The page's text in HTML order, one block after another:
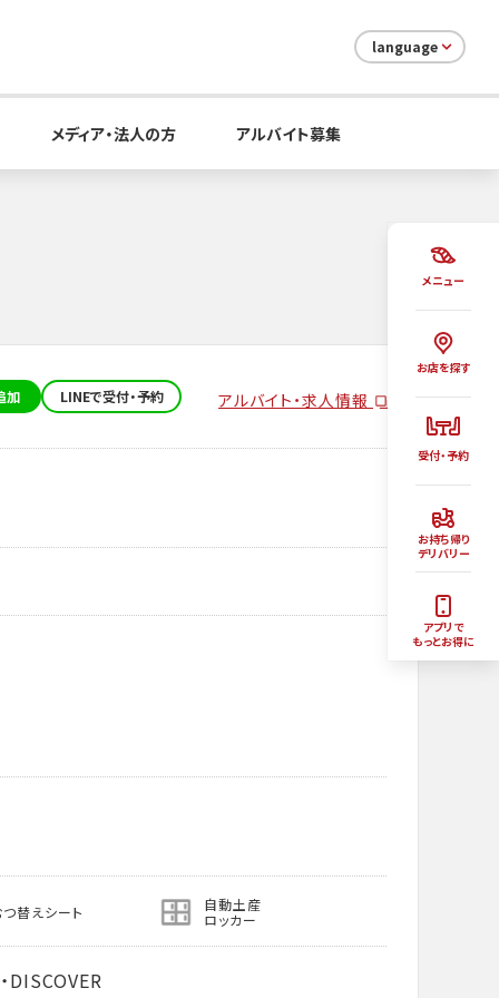
メニュー
お店を探す
受付・予約
お持ち帰り
デリバリー
アプリで
もっとお得に
language
メディア・法人の方 アルバイト募集
加 LINEで受付・予約 アルバイト・求人情報
替えシート 自動土産
ロッカー
DISCOVER